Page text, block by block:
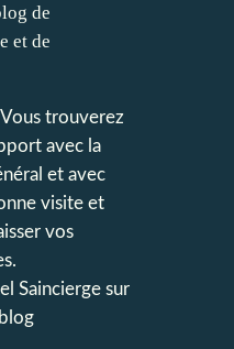
trouverez
avec la
et avec
visite et
vos
Sainciergesur